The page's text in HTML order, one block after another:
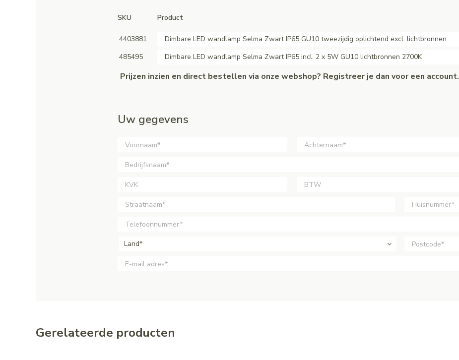
SKU Product
4403881 Dimbare LED wandlamp Selma Zwart IP65 GU10 tweezijdig oplichtend excl. lichtbronnen
485495
Dimbare LED wandlamp Selma Zwart IP65 incl. 2 x 5W GU10 lichtbronnen 2700K
Prijzen inzien en direct bestellen via onze webshop? Registreer je dan voor een account.
Uw gegevens
Land*
Gerelateerde producten